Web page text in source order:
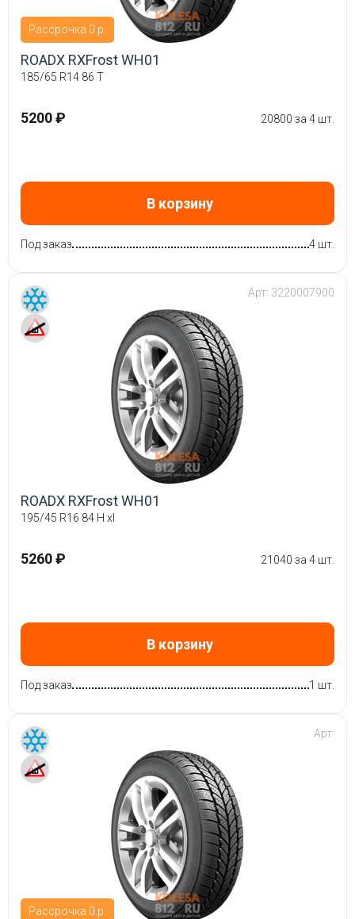
Рассрочка 0 р.
ROADX RXFrost WH01
185/65 R14 86 T
5200 ₽ 20800 за 4 шт.
В корзину
Под заказ 4 шт.
Арт: 3220007900
ROADX RXFrost WH01
195/45 R16 84 H xl
5260 ₽ 21040 за 4 шт.
В корзину
Под заказ 1 шт.
Рассрочка 0 р.
Арт: